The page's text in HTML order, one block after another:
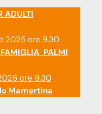
ADULTI
2025 ore 9.30
PALMI
ore 9.30
Mamertina